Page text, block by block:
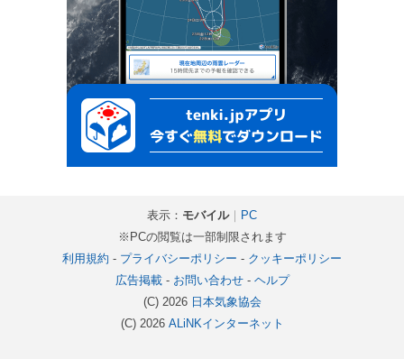
表示： モバイル｜ PC
※PCの閲覧は一部制限されます
利用規約 - プライバシーポリシー - クッキーポリシー
広告掲載- お問い合わせ- ヘルプ
(C) 2026 日本気象協会
(C) 2026 ALiNKインターネット